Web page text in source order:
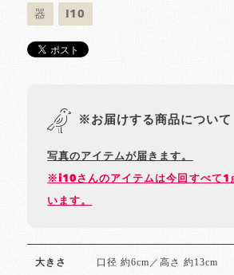
器 i10
※お届けする商品について
写真のアイテムが届きます。
※i10さんのアイテムは今回すべて1
います。
大きさ 口径 約6cm／高さ 約13cm